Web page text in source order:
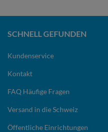
SCHNELL GEFUNDEN
Kundenservice
Kontakt
FAQ Häufige Fragen
Versand in die Schweiz
Öffentliche Einrichtungen